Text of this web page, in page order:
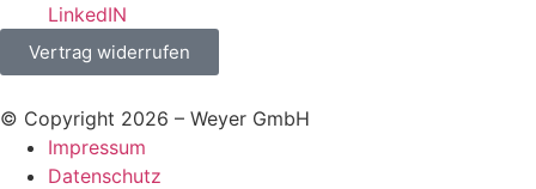
LinkedIN
Vertrag widerrufen
© Copyright 2026 – Weyer GmbH
Impressum
Datenschutz